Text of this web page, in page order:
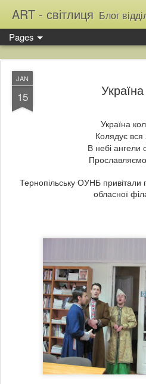
ART - світлиця Блог відділу літератури з
Pages
JAN
15
Україна
Колядує
В небі ангели
Тернопільську ОУНБ привітали
обласної